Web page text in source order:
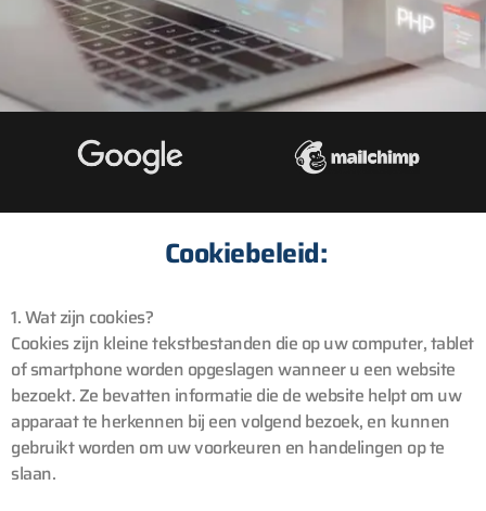
Cookiebeleid:
1. Wat zijn cookies?
Cookies zijn kleine tekstbestanden die op uw computer, tablet
of smartphone worden opgeslagen wanneer u een website
bezoekt. Ze bevatten informatie die de website helpt om uw
apparaat te herkennen bij een volgend bezoek, en kunnen
gebruikt worden om uw voorkeuren en handelingen op te
slaan.